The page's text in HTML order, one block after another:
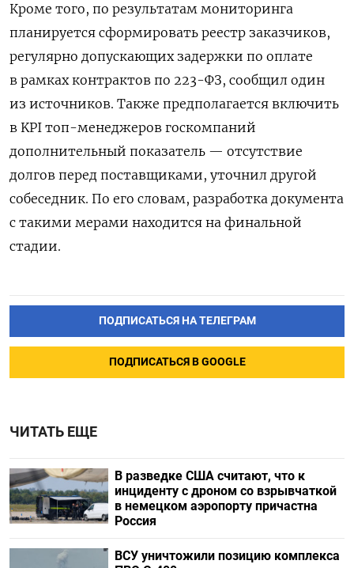
Кроме того, по результатам мониторинга
планируется сформировать реестр заказчиков,
регулярно допускающих задержки по оплате
в рамках контрактов по 223-ФЗ, сообщил один
из источников. Также предполагается включить
в KPI топ-менеджеров госкомпаний
дополнительный показатель — отсутствие
долгов перед поставщиками, уточнил другой
собеседник. По его словам, разработка документа
с такими мерами находится на финальной
стадии.
ПОДПИСАТЬСЯ НА ТЕЛЕГРАМ
ПОДПИСАТЬСЯ В GOOGLE
ЧИТАТЬ ЕЩЕ
В разведке США считают, что к
инциденту с дроном со взрывчаткой
в немецком аэропорту причастна
Россия
ВСУ уничтожили позицию комплекса